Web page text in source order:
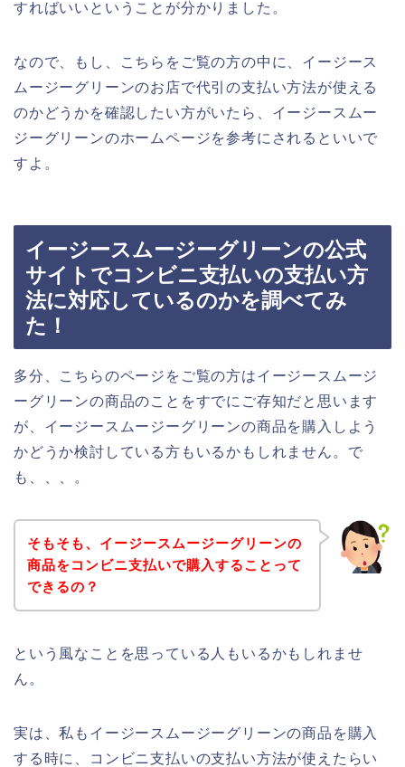
すればいいということが分かりました。
なので、もし、こちらをご覧の方の中に、イージース
ムージーグリーンのお店で代引の支払い方法が使える
のかどうかを確認したい方がいたら、イージースムー
ジーグリーンのホームページを参考にされるといいで
すよ。
イージースムージーグリーンの公式
サイトでコンビニ支払いの支払い方
法に対応しているのかを調べてみ
た！
多分、こちらのページをご覧の方はイージースムージ
ーグリーンの商品のことをすでにご存知だと思います
が、イージースムージーグリーンの商品を購入しよう
かどうか検討している方もいるかもしれません。で
も、、、。
そもそも、イージースムージーグリーンの
商品をコンビニ支払いで購入することって
できるの？
という風なことを思っている人もいるかもしれませ
ん。
実は、私もイージースムージーグリーンの商品を購入
する時に、コンビニ支払いの支払い方法が使えたらい